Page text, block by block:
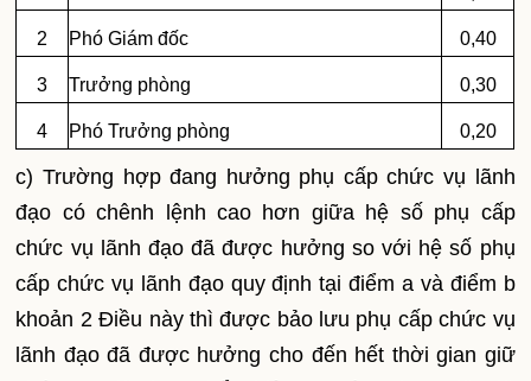
2 Phó Giám đốc 0,40
3 Trưởng phòng 0,30
4 Phó Trưởng phòng 0,20
c)Trường hợp đang hưởng phụ cấp chức vụ lãnh
đạo có chênh lệnh cao hơn giữa hệ số phụ cấp
chức vụ lãnh đạo đã được hưởng so với hệ số phụ
cấp chức vụ lãnh đạo quy định tại điểm a và điểm b
khoản 2 Điều này thì được bảo lưu phụ cấp chức vụ
lãnh đạo đã được hưởng cho đến hết thời gian giữ